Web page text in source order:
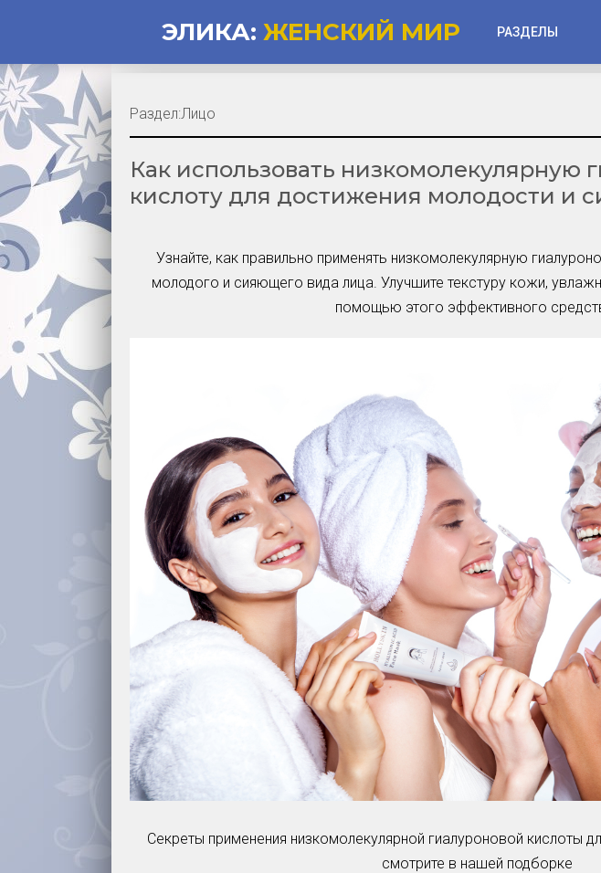
ЭЛИКА: ЖЕНСКИЙ МИР РАЗДЕЛЫ
Губы
Лицо
Частые
Советы
Прошлое и
Умная уборка
Секреты
Как использовать низкомолекулярную
кислоту для достижения молодости и
Узнайте, как правильно применять низкомолекулярную
молодого и сияющего вида лица. Улучшите текстуру кожи,
помощью этого эффективного
Секреты применения низкомолекулярной гиалуроновой кислоты
смотрите в нашей подборке
Раздел:Лицо